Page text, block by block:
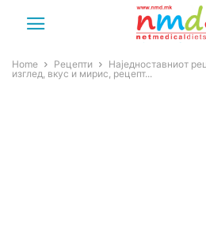
Home Рецепти
Наједноставниот
изглед, вкус и мирис, рецепт...